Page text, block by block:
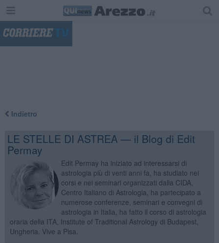
Indietro
LE STELLE DI ASTREA — il Blog di Edit
Permay
Edit Permay ha iniziato ad interessarsi di
astrologia più di venti anni fa, ha studiato nei
corsi e nei seminari organizzati dalla CIDA,
Centro Italiano di Astrologia, ha partecipato a
numerose conferenze, seminari e convegni di
astrologia in Italia, ha fatto il corso di astrologia
oraria della ITA, Institute of Traditional Astrology di Budapest,
Ungheria. Vive a Pisa.